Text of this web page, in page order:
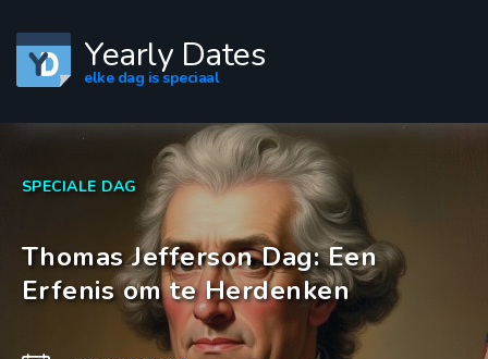
Yearly Dates
elke dag is speciaal
SPECIALE DAG
Thomas Jefferson Dag: Een
Erfenis om te Herdenken